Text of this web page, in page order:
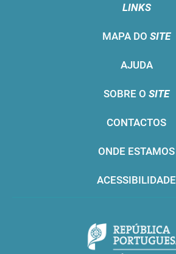
LINKS
MAPA DO SITE
AJUDA
SOBRE O SITE
CONTACTOS
ONDE ESTAMOS
ACESSIBILIDADE